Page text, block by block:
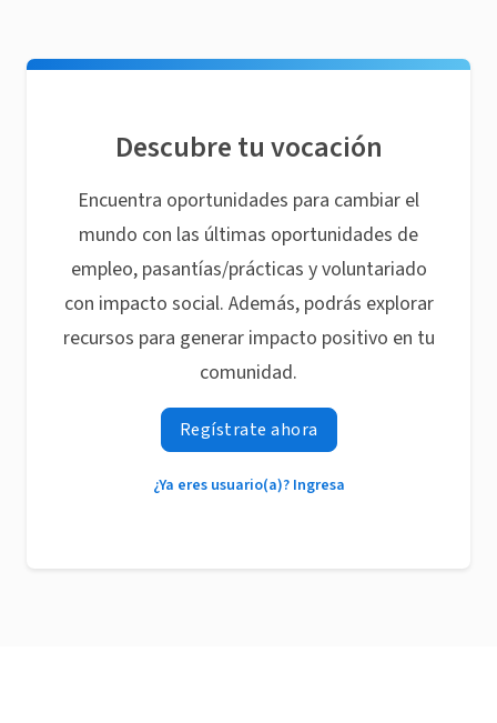
Descubre tu vocación
Encuentra oportunidades para cambiar el
mundo con las últimas oportunidades de
empleo, pasantías/prácticas y voluntariado
con impacto social. Además, podrás explorar
recursos para generar impacto positivo en tu
comunidad.
Regístrate ahora
¿Ya eres usuario(a)? Ingresa